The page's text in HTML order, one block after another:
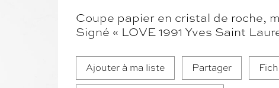
Coupe papier en cristal de roche,
Signé « LOVE 1991 Yves Saint
Ajouter à ma liste Partager